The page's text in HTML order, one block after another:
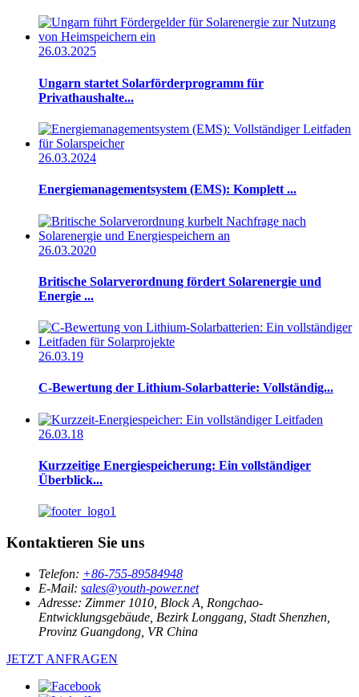
26.03.2025
Ungarn startet Solarförderprogramm für
Privathaushalte...
26.03.2024
Energiemanagementsystem (EMS): Komplett ...
26.03.2020
Britische Solarverordnung fördert Solarenergie und
Energie ...
26.03.19
C-Bewertung der Lithium-Solarbatterie: Vollständig...
26.03.18
Kurzzeitige Energiespeicherung: Ein vollständiger
Überblick...
Kontaktieren Sie uns
Telefon: +86-755-89584948
E-Mail: sales@youth-power.net
Adresse: Zimmer 1010, Block A, Rongchao-
Entwicklungsgebäude, Bezirk Longgang, Stadt Shenzhen,
Provinz Guangdong, VR China
JETZT ANFRAGEN